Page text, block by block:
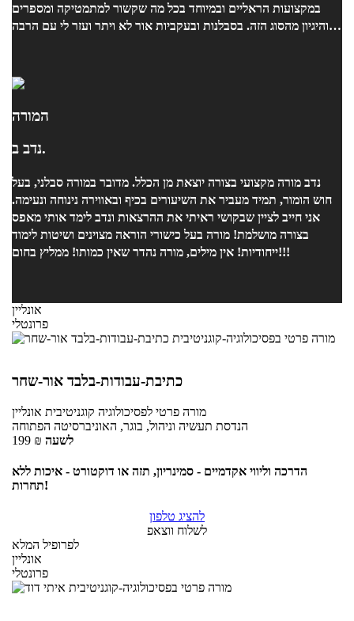
במקצועות הראליים ובמיוחד בכל מה שקשור למתמטיקה ומספרים
והיגיון מהסוג הזה. בסבלנות ובעקביות אור לא ויתר ועזר לי עם הרבה
המורה
נדב ב.
נדב מורה מקצועי בצורה יוצאת מן הכלל. מדובר במורה סבלני, בעל
חוש הומור, תמיד מעביר את השיעורים בכיף ובאווירה נינוחה ונעימה.
אני חייב לציין שבקושי ראיתי את ההרצאות ונדב לימד אותי מאפס
בצורה מושלמת! מורה בעל כישורי הוראה מצוינים ושיטות לימוד
ייחודיות! אין מילים, מורה נהדר שאין כמותו! ממליץ בחום!!!
אונליין
פרונטלי
כתיבת-עבודות-בלבד אור-שחר
מורה פרטי לפסיכולוגיה קוגניטיבית אונליין
הנדסת תעשיה וניהול, בוגר, האוניברסיטה הפתוחה
199 ₪ לשעה
הדרכה וליווי אקדמיים - סמינריון, תזה או דוקטורט - איכות ללא
תחרות!
להציג טלפון
לשלוח ווצאפ
לפרופיל המלא
אונליין
פרונטלי